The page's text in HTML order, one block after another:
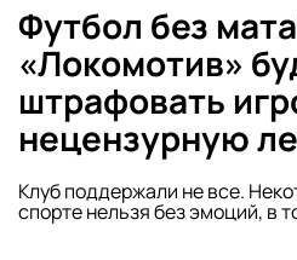
Футбол без
«Локомотив»
штрафовать
нецензурную
Клуб поддержали не все.
спорте нельзя без эмоций, в